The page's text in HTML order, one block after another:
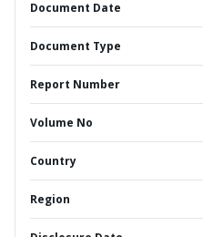
Document Date
Document Type
Report Number
Volume No
Country
Region